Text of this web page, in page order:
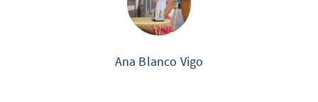
Ana Blanco Vigo